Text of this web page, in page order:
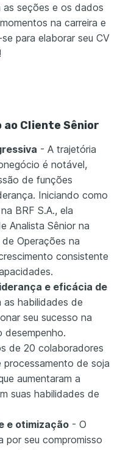
as seções e os dados
na carreira e
para elaborar seu CV
Cliente Sênior
- A trajetória
é notável,
de funções
Iniciando como
BRF S.A., ela
Analista Sênior na
Operações na
consistente
e eficácia de
as habilidades de
seu sucesso na
desempenho.
de 20 colaboradores
de soja
aumentaram a
suas habilidades de
e otimização - O
por seu compromisso